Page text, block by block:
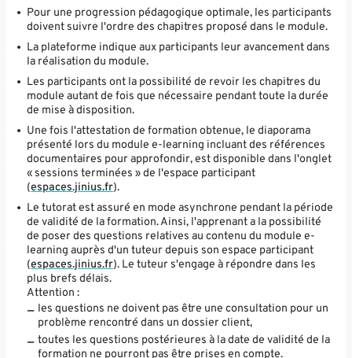
Pour une progression pédagogique optimale, les participants
doivent suivre l'ordre des chapitres proposé dans le module.
La plateforme indique aux participants leur avancement dans
la réalisation du module.
Les participants ont la possibilité de revoir les chapitres du
module autant de fois que nécessaire pendant toute la durée
de mise à disposition.
Une fois l'attestation de formation obtenue, le diaporama
présenté lors du module e-learning incluant des références
documentaires pour approfondir, est disponible dans l'onglet
« sessions terminées » de l'espace participant
(espaces.jinius.fr).
Le tutorat est assuré en mode asynchrone pendant la période
de validité de la formation. Ainsi, l'apprenant a la possibilité
de poser des questions relatives au contenu du module e-
learning auprès d'un tuteur depuis son espace participant
(espaces.jinius.fr). Le tuteur s'engage à répondre dans les
plus brefs délais.
Attention :
les questions ne doivent pas être une consultation pour un
problème rencontré dans un dossier client,
toutes les questions postérieures à la date de validité de la
formation ne pourront pas être prises en compte.